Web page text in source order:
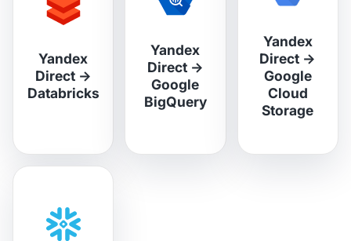
Yandex
Direct→
Databricks
Yandex
Direct→
Google
BigQuery
Yandex
Direct →
Google
Cloud
Storage